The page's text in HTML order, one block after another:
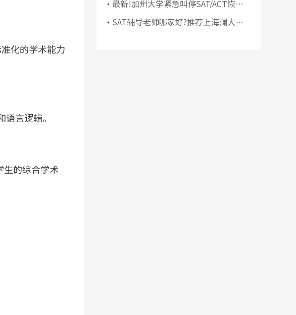
化的学术能力
言逻辑。
生的综合学术
最新!加州大学紧急叫停SAT/ACT恢复
计划，官方回应来了
SAT辅导老师哪家好?推荐上海澜大教